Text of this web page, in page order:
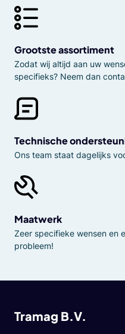
Grootste assortiment
Zodat wij altijd aan uw
specifieks? Neem dan
Technische
Ons team staat dagelijks
Maatwerk
Zeer specifieke wensen en
probleem!
Tramag B.V.